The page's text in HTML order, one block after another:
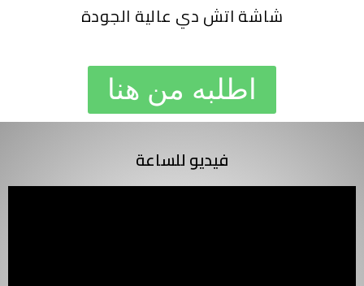
شاشة اتش دي عالية الجودة
اطلبه من هنا
فيديو للساعة